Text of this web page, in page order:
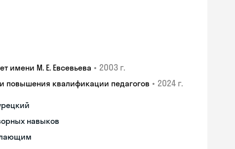
имени М. Е. Евсевьева • 2003 г.
повышения квалификации педагогов • 2024 г.
навыков